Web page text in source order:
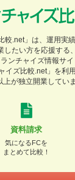
較.net」は、運用実
したい方を応援する、
ンチャイズ情報サイ
イズ比較.net」を利
が独立開業していま
資料請求
気になるFCを
まとめて比較！